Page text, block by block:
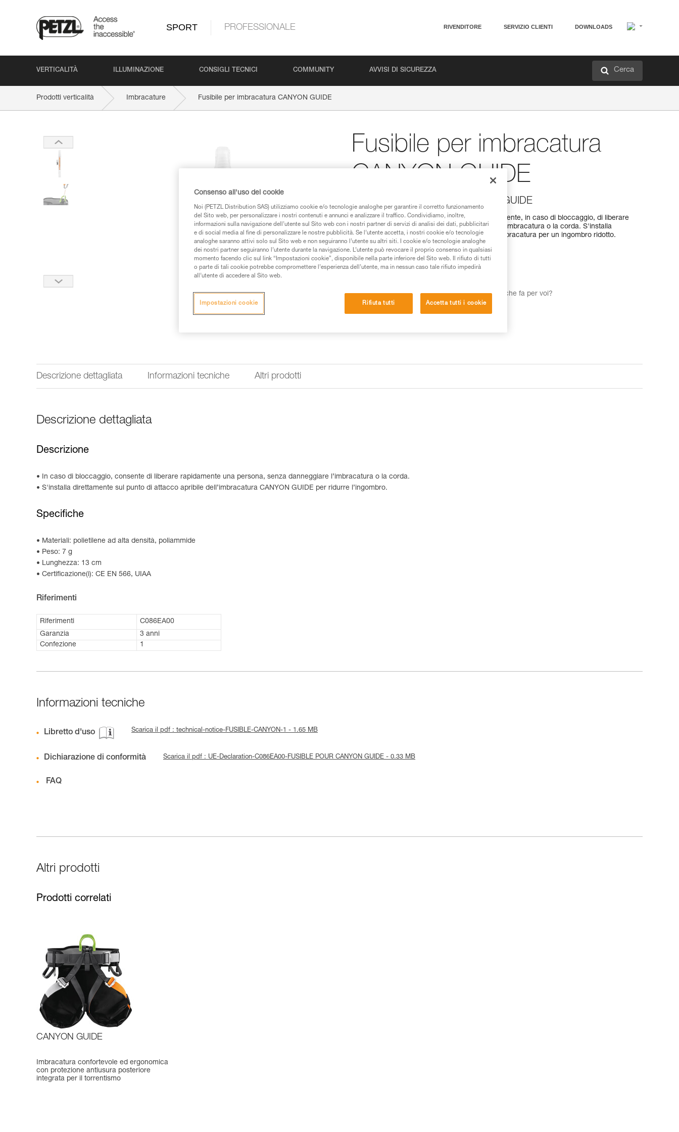
SPORT PROFESSIONALE RIVENDITORE SERVIZIO CLIENTI DOWNLOADS
VERTICALITÀ ILLUMINAZIONE CONSIGLI TECNICI COMMUNITY AVVISI DI SICUREZZA Cerca
Prodotti verticalità Imbracature Fusibile per imbracatura CANYON GUIDE
Fusibile per imbracatura
CANYON GUIDE
Fusibile per imbracatura CANYON GUIDE
Il fusibile per imbracatura CANYON GUIDE consente, in caso di bloccaggio, di liberare
rapidamente una persona, senza danneggiare l’imbracatura o la corda. S'installa
direttamente sul punto di attacco apribile dell’imbracatura per un ingombro ridotto.
Trova un rivenditore
Avete bisogno d'aiuto per trovare l'imbragatura che fa per voi?
Descrizione dettagliata Informazioni tecniche Altri prodotti
Descrizione dettagliata
Descrizione
In caso di bloccaggio, consente di liberare rapidamente una persona, senza danneggiare l’imbracatura o la corda.
S'installa direttamente sul punto di attacco apribile dell’imbracatura CANYON GUIDE per ridurre l’ingombro.
Specifiche
Materiali: polietilene ad alta densità, poliammide
Peso: 7 g
Lunghezza: 13 cm
Certificazione(i): CE EN 566, UIAA
Riferimenti
Riferimenti
C086EA00
Garanzia
3 anni
Confezione
1
Informazioni tecniche
Libretto d'uso Scarica il pdf : technical-notice-FUSIBLE-CANYON-1 - 1.65 MB
Dichiarazione di conformità Scarica il pdf : UE-Declaration-C086EA00-FUSIBLE POUR CANYON GUIDE - 0.33 MB
FAQ
Altri prodotti
Prodotti correlati
CANYON GUIDE
Imbracatura confortevole ed ergonomica
con protezione antiusura posteriore
integrata per il torrentismo
Consenso all'uso dei cookie
Noi (PETZL Distribution SAS) utilizziamo cookie e/o tecnologie analoghe per garantire il corretto funzionamento
del Sito web, per personalizzare i nostri contenuti e annunci e analizzare il traffico. Condividiamo, inoltre,
informazioni sulla navigazione dell’utente sul Sito web con i nostri partner di servizi di analisi dei dati, pubblicitari
e di social media al fine di personalizzare le nostre pubblicità. Se l’utente accetta, i nostri cookie e/o tecnologie
analoghe saranno attivi solo sul Sito web e non seguiranno l’utente su altri siti. I cookie e/o tecnologie analoghe
dei nostri partner seguiranno l’utente durante la navigazione. L’utente può revocare il proprio consenso in qualsiasi
momento facendo clic sul link “Impostazioni cookie”, disponibile nella parte inferiore del Sito web. Il rifiuto di tutti
o parte di tali cookie potrebbe compromettere l’esperienza dell’utente, ma in nessun caso tale rifiuto impedirà
all’utente di accedere al Sito web.
Rifiuta tutti Accetta tutti i cookie
Impostazioni cookie